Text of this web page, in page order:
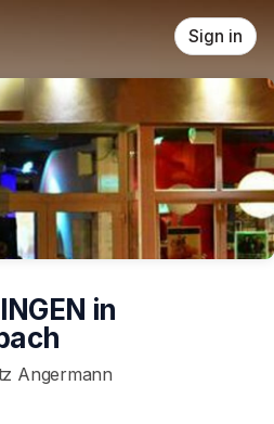
Sign in
in
Angermann